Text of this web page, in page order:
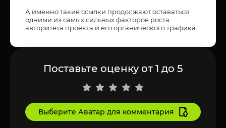
А именно такие ссылки продолжают оставаться
одними из самых сильных факторов роста
авторитета проекта и его органического трафика.
Поставьте оценку от 1 до 5
Выберите Аватар для комментария